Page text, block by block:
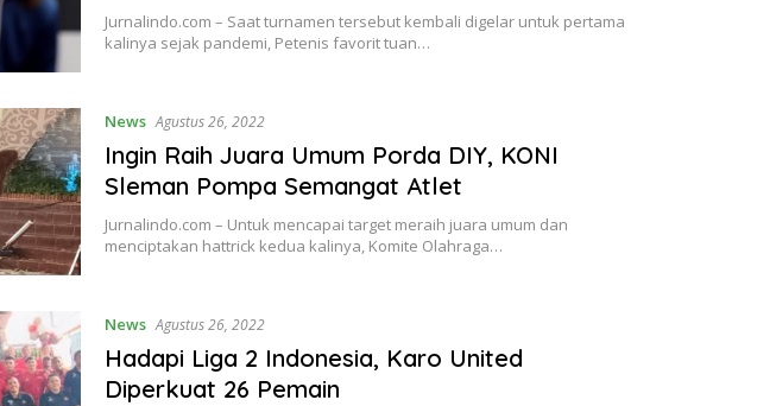
Jurnalindo.com – Saat turnamen tersebut kembali digelar untuk pertama
kalinya sejak pandemi, Petenis favorit tuan…
News Agustus 26, 2022
Ingin Raih Juara Umum Porda DIY, KONI
Sleman Pompa Semangat Atlet
Jurnalindo.com – Untuk mencapai target meraih juara umum dan
menciptakan hattrick kedua kalinya, Komite Olahraga…
News Agustus 26, 2022
Hadapi Liga 2 Indonesia, Karo United
Diperkuat 26 Pemain